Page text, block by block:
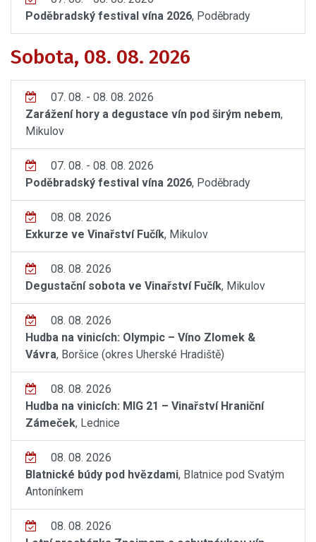
Poděbradský festival vína 2026, Poděbrady
Sobota, 08. 08. 2026
07. 08. - 08. 08. 2026
Zarážení hory a degustace vín pod širým nebem,
Mikulov
07. 08. - 08. 08. 2026
Poděbradský festival vína 2026, Poděbrady
08. 08. 2026
Exkurze ve Vinařství Fučík, Mikulov
08. 08. 2026
Degustační sobota ve Vinařství Fučík, Mikulov
08. 08. 2026
Hudba na vinicích: Olympic – Víno Zlomek &
Vávra, Boršice (okres Uherské Hradiště)
08. 08. 2026
Hudba na vinicích: MIG 21 – Vinařství Hraniční
Zámeček, Lednice
08. 08. 2026
Blatnické búdy pod hvězdami, Blatnice pod Svatým
Antonínkem
08. 08. 2026